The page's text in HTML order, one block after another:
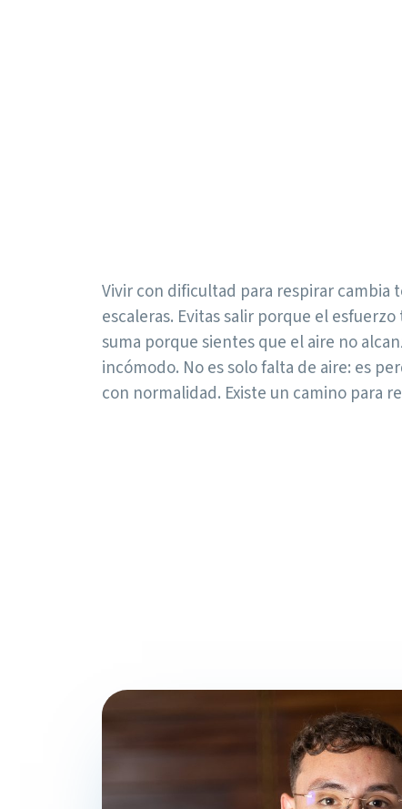
Vivir con dificultad para respirar cambia
escaleras. Evitas salir porque el
suma porque sientes que el aire no
incómodo. No es solo falta de aire: es
con normalidad. Existe un camino para